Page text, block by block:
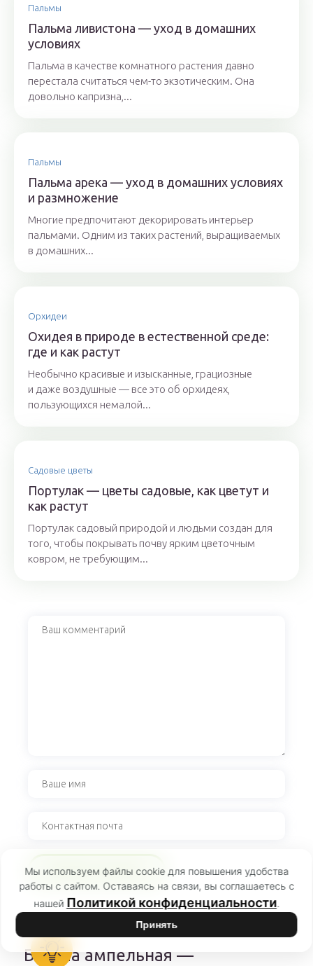
Пальмы
Пальма ливистона — уход в домашних
условиях
Пальма в качестве комнатного растения давно
перестала считаться чем-то экзотическим. Она
довольно капризна,...
Пальмы
Пальма арека — уход в домашних условиях
и размножение
Многие предпочитают декорировать интерьер
пальмами. Одним из таких растений, выращиваемых
в домашних...
Орхидеи
Охидея в природе в естественной среде:
где и как растут
Необычно красивые и изысканные, грациозные
и даже воздушные — все это об орхидеях,
пользующихся немалой...
Садовые цветы
Портулак — цветы садовые, как цветут и
как растут
Портулак садовый природой и людьми создан для
того, чтобы покрывать почву ярким цветочным
ковром, не требующим...
Бакопа ампельная —
Мы используем файлы cookie для повышения удобства
работы с сайтом. Оставаясь на связи, вы соглашаетесь с
нашей Политикой конфиденциальности.
Принять